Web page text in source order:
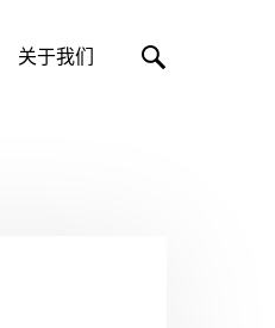
关于我们